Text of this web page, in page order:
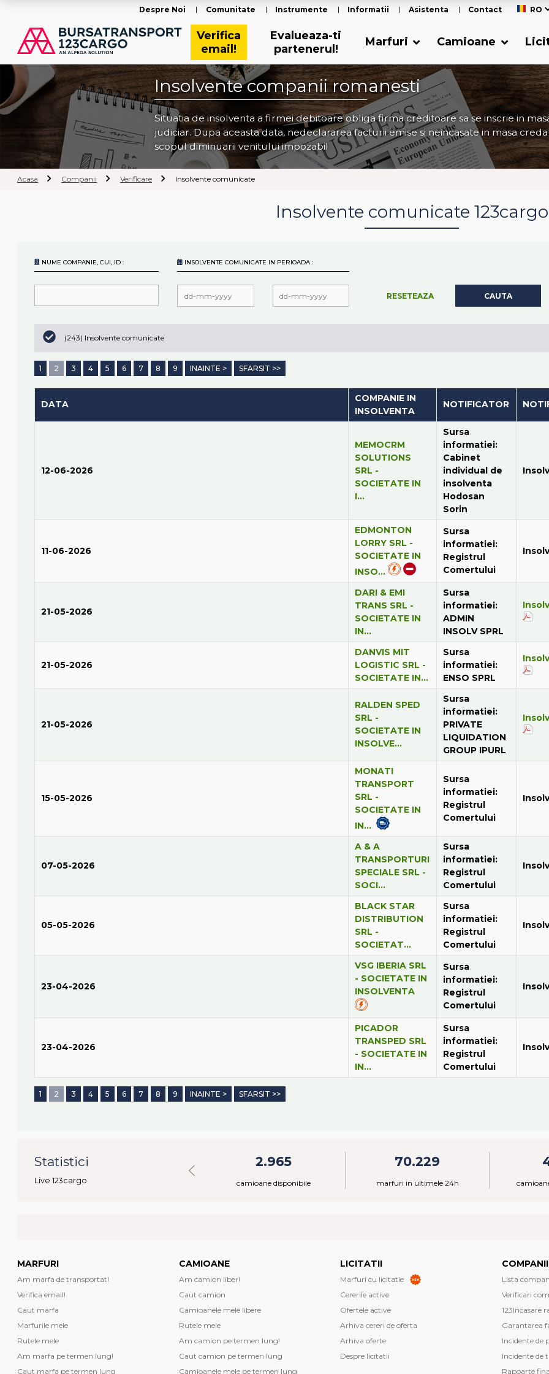
RO
Despre Noi Comunitate Instrumente Informatii Asistenta Contact
Verifica
email!
Evalueaza-ti
partenerul!
Marfuri Camioane
Insolvente companii romanesti
Situatia de insolventa a firmei debitoare obliga firma creditoare sa se inscrie in
judiciar. Dupa aceasta data, nedeclararea facturii emise si neincasate in masa
scopul diminuarii venitului impozabil
Acasa Companii Verificare Insolvente comunicate
Insolvente comunicate 123cargo
NUME COMPANIE, CUI, ID : INSOLVENTE COMUNICATE IN PERIOADA :
RESETEAZA CAUTA
(243) Insolvente comunicate
1 2 3 4 5 6 7 8 9 INAINTE > SFARSIT >>
DATA
COMPANIE IN
INSOLVENTA
NOTIFICATOR
12-06-2026
MEMOCRM
SOLUTIONS
SRL -
SOCIETATE IN
I...
Sursa
informatiei:
Cabinet
individual de
insolventa
Hodosan
Sorin
11-06-2026
EDMONTON
LORRY SRL -
SOCIETATE IN
INSO...
Sursa
informatiei:
Registrul
Comertului
21-05-2026
DARI & EMI
TRANS SRL -
SOCIETATE IN
IN...
Sursa
informatiei:
ADMIN
INSOLV SPRL
21-05-2026
DANVIS MIT
LOGISTIC SRL -
SOCIETATE IN...
Sursa
informatiei:
ENSO SPRL
21-05-2026
RALDEN SPED
SRL -
SOCIETATE IN
INSOLVE...
Sursa
informatiei:
PRIVATE
LIQUIDATION
GROUP IPURL
15-05-2026
MONATI
TRANSPORT
SRL -
SOCIETATE IN
IN...
Sursa
informatiei:
Registrul
Comertului
07-05-2026
A & A
TRANSPORTURI
SPECIALE SRL -
SOCI...
Sursa
informatiei:
Registrul
Comertului
05-05-2026
BLACK STAR
DISTRIBUTION
SRL -
SOCIETAT...
Sursa
informatiei:
Registrul
Comertului
23-04-2026
VSG IBERIA SRL
- SOCIETATE IN
INSOLVENTA
Sursa
informatiei:
Registrul
Comertului
23-04-2026
PICADOR
TRANSPED SRL
- SOCIETATE IN
IN...
Sursa
informatiei:
Registrul
Comertului
1 2 3 4 5 6 7 8 9 INAINTE > SFARSIT >>
Statistici
Live 123cargo
2.965
camioane disponibile
70.229
marfuri in ultimele 24h
MARFURI
Am marfa de transportat!
Verifica email!
Caut marfa
Marfurile mele
Rutele mele
Am marfa pe termen lung!
Caut marfa pe termen lung
CAMIOANE
Am camion liber!
Caut camion
Camioanele mele libere
Rutele mele
Am camion pe termen lung!
Caut camion pe termen lung
Camioanele mele pe termen lung
LICITATII
Marfuri cu licitatie
Cererile active
Ofertele active
Arhiva cereri de oferta
Arhiva oferte
Despre licitatii
COMPANII
Lista
Verificari
123Incasare
Garantarea
Incidente de
Incidente de
Rapoarte